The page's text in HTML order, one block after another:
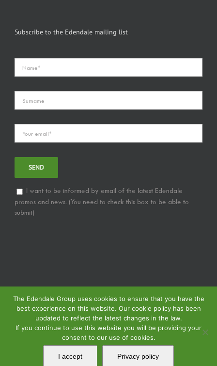
Subscribe to the Edendale mailing list
I want to be informed by email of the latest Edendale
promos and news. (You need to check this box to be able to
submit)
© Copyright2026 | Edendale Group | Tous les droits sont réservés | Voir notre
Politique de Confidentialité
| Voir notrePolitique de Retour
The Edendale Group uses cookies to ensure that you have the
best experience on this website. Our cookie policy has been
updated to reflect the latest changes in the law.
If you continue to use this website you will be providing your
consent to our use of cookies.
I accept Privacy policy